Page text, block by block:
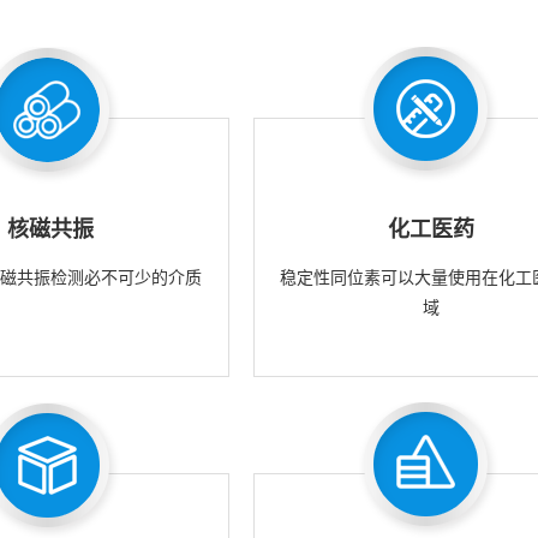
核磁共振
共振检测必不可少的介质
化工医药
稳定性同位素可以大量使用在化工
域